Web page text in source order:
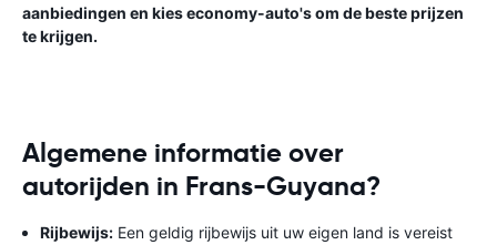
aanbiedingen en kies economy-auto's om de beste prijzen
te krijgen.
Algemene informatie over
autorijden in Frans-Guyana?
Rijbewijs: Een geldig rijbewijs uit uw eigen land is vereist